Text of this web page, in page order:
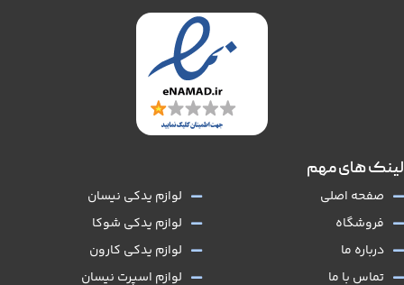
لینک های مهم
صفحه اصلی
فروشگاه
درباره ما
تماس با ما
لوازم یدکی نیسان
لوازم یدکی شوکا
لوازم یدکی کارون
لوازم اسپرت نیسان